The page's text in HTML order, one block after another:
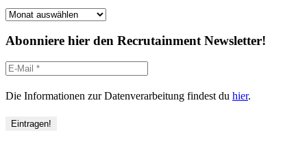
Archiv
Abonniere hier den Recrutainment Newsletter!
Die Informationen zur Datenverarbeitung findest du hier.